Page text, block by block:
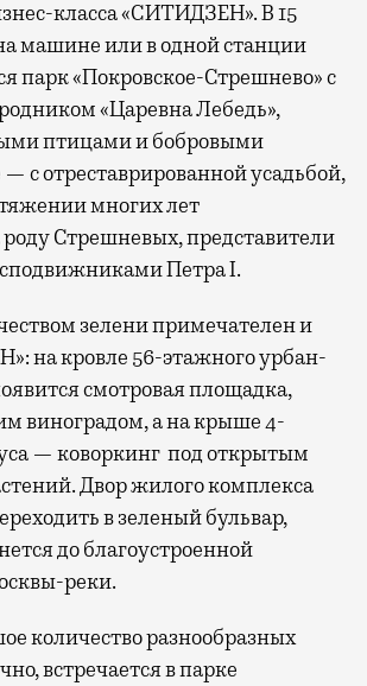
класса «СИТИДЗЕН». В 15
машине или в одной станции
парк «Покровское-Стрешнево» с
«Царевна Лебедь»,
птицами и бобровыми
с отреставрированной усадьбой,
многих лет
Стрешневых, представители
Петра I.
зелени примечателен и
на кровле 56-этажного урбан-
смотровая площадка,
виноградом, а на крыше 4-
— коворкинг под открытым
Двор жилого комплекса
в зеленый бульвар,
до благоустроенной
реки.
количество разнообразных
встречается в парке